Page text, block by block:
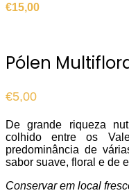
€15,00
Pólen
€5,00
De grande riqueza
colhido entre os
predominância de
sabor suave, floral e de
Conservar em local